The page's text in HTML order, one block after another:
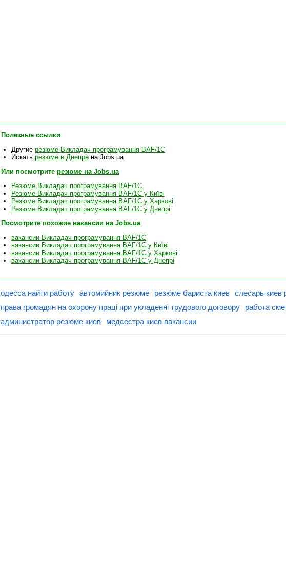
Полезные ссылки
Другие резюме Викладач програмування BAF/1С
Искать резюме в Днепре на Jobs.ua
Или посмотрите резюме на Jobs.ua
Резюме Викладач програмування BAF/1С
Резюме Викладач програмування BAF/1С у Київі
Резюме Викладач програмування BAF/1С у Харкові
Резюме Викладач програмування BAF/1С у Днепрі
Посмотрите похожие вакансии на Jobs.ua
вакансии Викладач програмування BAF/1С
вакансии Викладач програмування BAF/1С у Київі
вакансии Викладач програмування BAF/1С у Харкові
вакансии Викладач програмування BAF/1С у Днепрі
одесса найти работу автомийник резюме резюме бариста киев слесарь киев
права громадян на охорону праці при укладенні трудового договору
работа
администратор резюме киев
медсестра киев вакансии